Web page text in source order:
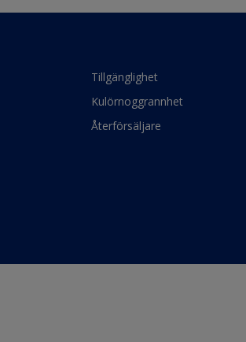
Tillgänglighet
Kulörnoggrannhet
Återförsäljare